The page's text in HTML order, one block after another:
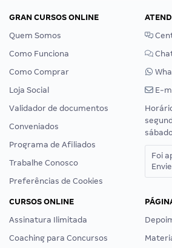
GRAN CURSOS ONLINE
Quem Somos
Como Funciona
Como Comprar
Loja Social
Validador de documentos
Conveniados
Programa de Afiliados
Trabalhe Conosco
Preferências de Cookies
E-
Foi
CURSOS ONLINE
Assinatura Ilimitada
Coaching para Concursos